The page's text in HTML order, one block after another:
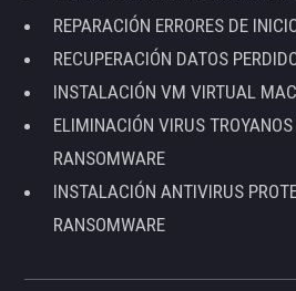
REPARACIÓN ERRORES DE
RECUPERACIÓN DATOS
INSTALACIÓN VM VIRTUAL
ELIMINACIÓN VIRUS
RANSOMWARE
INSTALACIÓN ANTIVIRUS
RANSOMWARE